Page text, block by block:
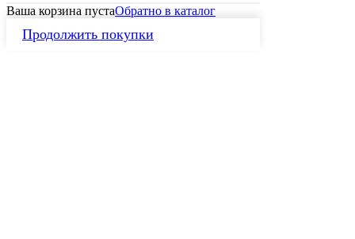
Ваша корзина пустаОбратно в каталог
Продолжить покупки